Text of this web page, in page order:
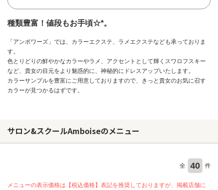
種類豊富！値段もお手頃☆*。
「アンボワーズ」では、カラーエクステ、ラメエクステなども承っておりま
す。
色とりどりの鮮やかなカラーやラメ、アクセントとして輝くスワロフスキー
など、貴女の目元をより魅惑的に、神秘的にドレスアップいたします。
カラーサンプルを豊富にご用意しておりますので、きっと貴女のお気に召す
カラーが見つかるはずです。
サロン&スクールAmboiseのメニュー
全 40 件
メニューの表示価格は【税込価格】表記を推奨しておりますが、掲載店舗に